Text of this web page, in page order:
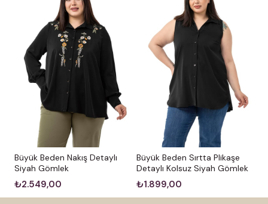
Büyük Beden Nakış Detaylı
Siyah Gömlek
₺2.549,00
Büyük Beden Sırtta Plikaşe
Detaylı Kolsuz Siyah Gömlek
₺1.899,00